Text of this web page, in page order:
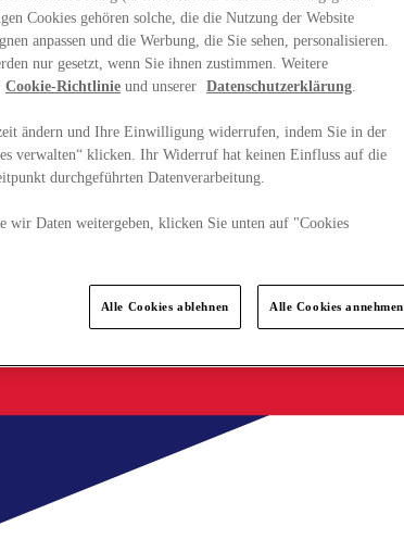
Cookies gehören solche, die die Nutzung der Website
anpassen und die Werbung, die Sie sehen, personalisieren.
nur gesetzt, wenn Sie ihnen zustimmen. Weitere
Cookie-Richtlinie und unserer Datenschutzerklärung.
ändern und Ihre Einwilligung widerrufen, indem Sie in der
verwalten“ klicken. Ihr Widerruf hat keinen Einfluss auf die
durchgeführten Datenverarbeitung.
wir Daten weitergeben, klicken Sie unten auf "Cookies
Alle Cookies ablehnen Alle Cookies annehmen